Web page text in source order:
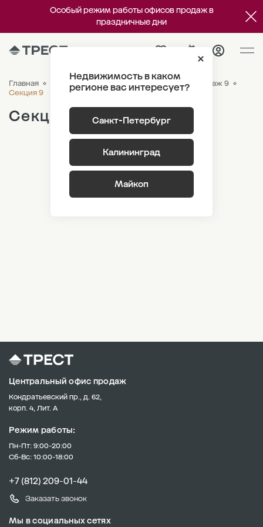
Особый режим работы офисов продаж в
праздничные дни
Недвижимость в каком
регионе вас интересует?
Санкт-Петербург
Калининград
Майкоп
Главная ЖК «Новый Питер»
Лот 4 Этаж 9
Секция 9
Секция 9
Центральный офис продаж
Кондратьевский пр., д. 62,
корп. 4, Лит. А
Режим работы:
Пн-Пт: 9:00-20:00
Сб-Вс: 10:00-18:00
+7 (812) 209-01-44
Заказать звонок
Мы в социальных сетях